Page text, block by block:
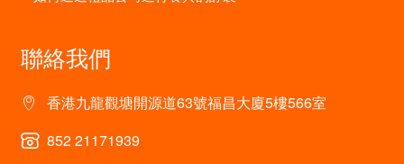
聯絡我們
香港九龍觀塘開源道63號福昌大廈5樓566室
852 21171939